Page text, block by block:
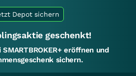
Depot sichern
geschenkt!
eröffnen und
sichern.